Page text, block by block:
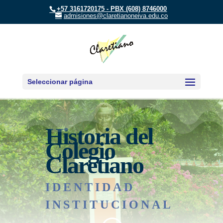
+57 3161720175 - PBX (608) 8746000
admisiones@claretianoneiva.edu.co
Seleccionar página
Historia del
Colegio
Claretiano
IDENTIDAD
INSTITUCIONAL